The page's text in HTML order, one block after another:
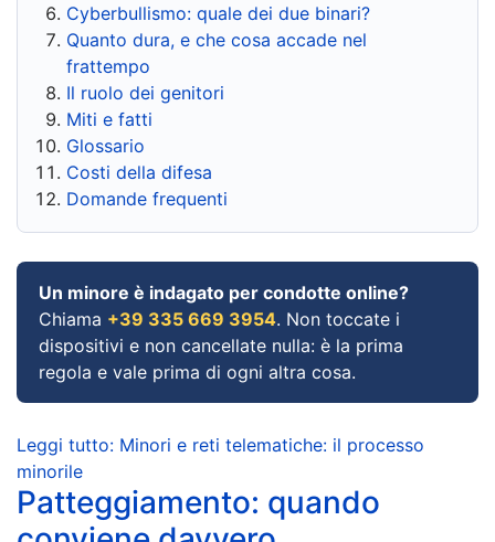
Cyberbullismo: quale dei due binari?
Quanto dura, e che cosa accade nel
frattempo
Il ruolo dei genitori
Miti e fatti
Glossario
Costi della difesa
Domande frequenti
Un minore è indagato per condotte online?
Chiama +39 335 669 3954. Non toccate i
dispositivi e non cancellate nulla: è la prima
regola e vale prima di ogni altra cosa.
Leggi tutto: Minori e reti telematiche: il processo
minorile
Patteggiamento: quando